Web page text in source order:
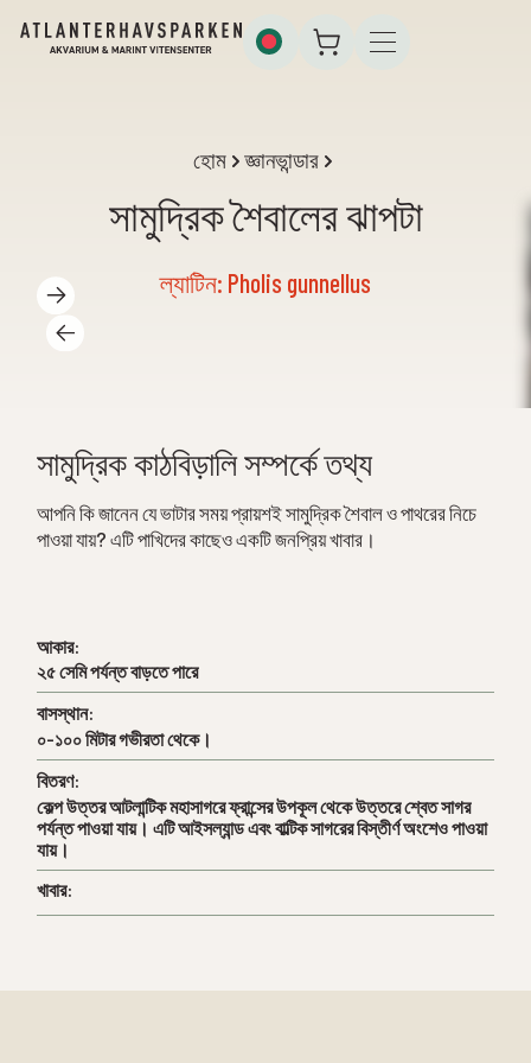
হোম জ্ঞানভান্ডার
সামুদ্রিক শৈবালের ঝাপটা
ল্যাটিন: Pholis gunnellus
আকার:
২৫ সেমি পর্যন্ত বাড়তে পারে
বাসস্থান:
০-১০০ মিটার গভীরতা থেকে।
বিতরণ:
কেল্প উত্তর আটলান্টিক মহাসাগরে ফ্রান্সের উপকূল থেকে উত্তরে শ্বেত সাগর
পর্যন্ত পাওয়া যায়। এটি আইসল্যান্ড এবং বাল্টিক সাগরের বিস্তীর্ণ অংশেও পাওয়া
যায়।
খাবার:
সামুদ্রিক কাঠবিড়ালি সম্পর্কে তথ্য
আপনি কি জানেন যে ভাটার সময় প্রায়শই সামুদ্রিক শৈবাল ও পাথরের নিচে
পাওয়া যায়? এটি পাখিদের কাছেও একটি জনপ্রিয় খাবার।